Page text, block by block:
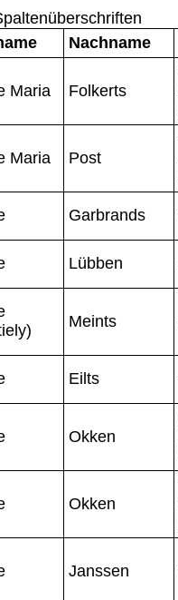
Nachname
Maria Folkerts
Maria Post
Garbrands
Lübben
Meints
Eilts
Okken
Okken
Janssen